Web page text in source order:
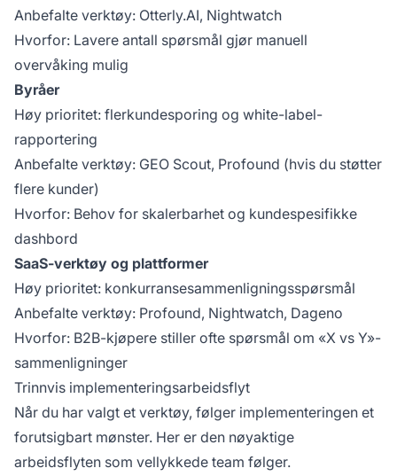
Anbefalte verktøy: Otterly.AI, Nightwatch
Hvorfor: Lavere antall spørsmål gjør manuell
overvåking mulig
Byråer
Høy prioritet: flerkundesporing og white-label-
rapportering
Anbefalte verktøy: GEO Scout, Profound (hvis du støtter
flere kunder)
Hvorfor: Behov for skalerbarhet og kundespesifikke
dashbord
SaaS-verktøy og plattformer
Høy prioritet: konkurransesammenligningsspørsmål
Anbefalte verktøy: Profound, Nightwatch, Dageno
Hvorfor: B2B-kjøpere stiller ofte spørsmål om «X vs Y»-
sammenligninger
Trinnvis implementeringsarbeidsflyt
Når du har valgt et verktøy, følger implementeringen et
forutsigbart mønster. Her er den nøyaktige
arbeidsflyten som vellykkede team følger.